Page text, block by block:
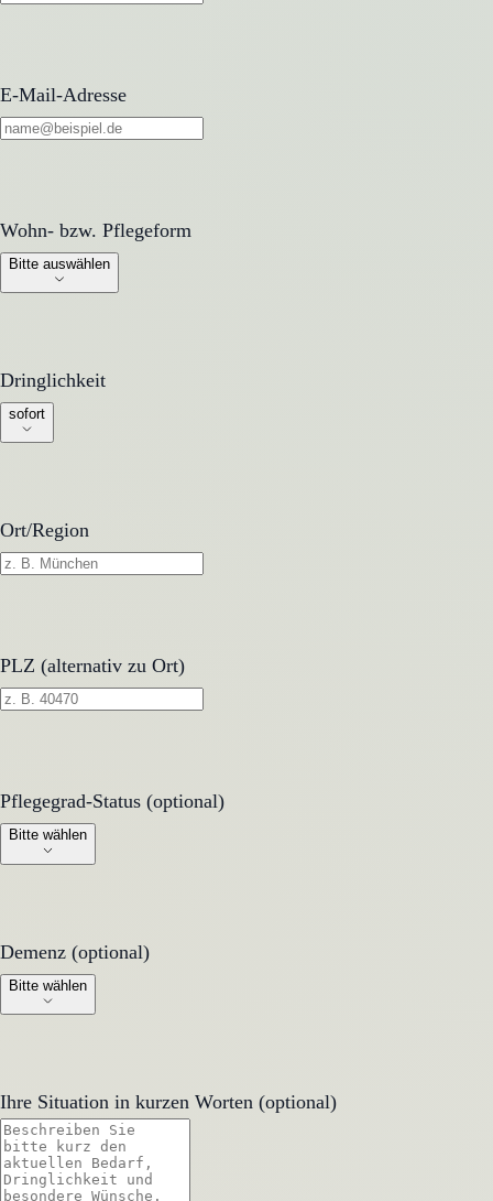
E-Mail-Adresse
Wohn- bzw. Pflegeform
Wohn- bzw. Pflegeform
Bitte auswählen
Dringlichkeit
Dringlichkeit
sofort
Ort/Region
PLZ (alternativ zu Ort)
Pflegegrad-Status (optional)
Pflegegrad-Status (optional)
Bitte wählen
Demenz (optional)
Demenz (optional)
Bitte wählen
Ihre Situation in kurzen Worten (optional)